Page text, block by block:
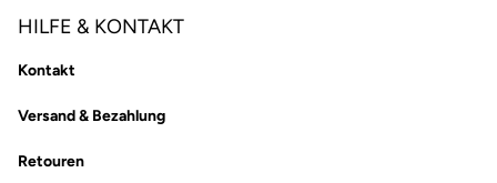
HILFE & KONTAKT
Kontakt
Versand & Bezahlung
Retouren